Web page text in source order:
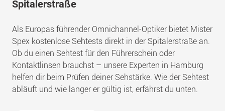
Spitalerstraße
Als Europas führender Omnichannel-Optiker bietet Mister
Spex kostenlose Sehtests direkt in der Spitalerstraße an.
Ob du einen Sehtest für den Führerschein oder
Kontaktlinsen brauchst – unsere Experten in Hamburg
helfen dir beim Prüfen deiner Sehstärke. Wie der Sehtest
abläuft und wie langer er gültig ist, erfährst du unten.